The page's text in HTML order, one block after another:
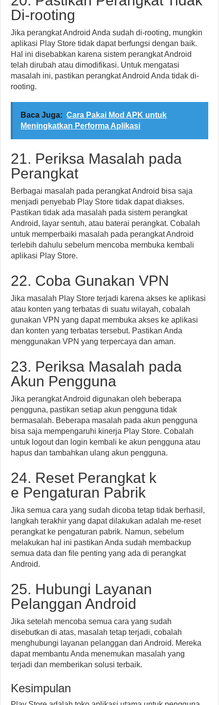
Di-rooting
Jika perangkat Android Anda sudah di-rooting, mungkin
aplikasi Play Store tidak dapat berfungsi dengan baik.
Hal ini disebabkan karena sistem perangkat Android
telah dirubah atau dimodifikasi. Untuk mengatasi
masalah ini, pastikan perangkat Android Anda tidak di-
rooting.
Baca Juga: Cara Pakai Mod APK untuk
Meningkatkan Performa Aplikasi
21. Periksa Masalah pada
Perangkat
Berbagai masalah pada perangkat Android bisa saja
menjadi penyebab Play Store tidak dapat diakses.
Pastikan tidak ada masalah pada sistem perangkat
Android, layar sentuh, atau baterai perangkat. Cobalah
untuk memperbaiki masalah pada perangkat Android
terlebih dahulu sebelum mencoba membuka kembali
aplikasi Play Store.
22. Coba Gunakan VPN
Jika masalah Play Store terjadi karena akses ke aplikasi
atau konten yang terbatas di suatu wilayah, cobalah
gunakan VPN yang dapat membuka akses ke aplikasi
dan konten yang terbatas tersebut. Pastikan Anda
menggunakan VPN yang terpercaya dan aman.
23. Periksa Masalah pada
Akun Pengguna
Jika perangkat Android digunakan oleh beberapa
pengguna, pastikan setiap akun pengguna tidak
bermasalah. Beberapa masalah pada akun pengguna
bisa saja mempengaruhi kinerja Play Store. Cobalah
untuk logout dan login kembali ke akun pengguna atau
hapus dan tambahkan ulang akun pengguna.
24. Reset Perangkat k
e Pengaturan Pabrik
Jika semua cara yang sudah dicoba tetap tidak berhasil,
langkah terakhir yang dapat dilakukan adalah me-reset
perangkat ke pengaturan pabrik. Namun, sebelum
melakukan hal ini pastikan Anda sudah membackup
semua data dan file penting yang ada di perangkat
Android.
25. Hubungi Layanan
Pelanggan Android
Jika setelah mencoba semua cara yang sudah
disebutkan di atas, masalah tetap terjadi, cobalah
menghubungi layanan pelanggan dari Android. Mereka
dapat membantu Anda menemukan masalah yang
terjadi dan memberikan solusi terbaik.
Kesimpulan